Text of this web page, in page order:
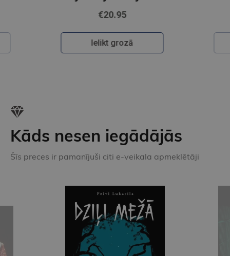
€22.50
Ielikt grozā
Kāds nesen iegādājās
Šīs preces ir pamanījuši citi e-veikala apmeklētāji